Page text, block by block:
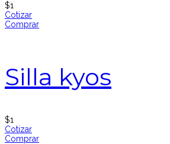
$1
Cotizar
Comprar
Silla kyos
$1
Cotizar
Comprar